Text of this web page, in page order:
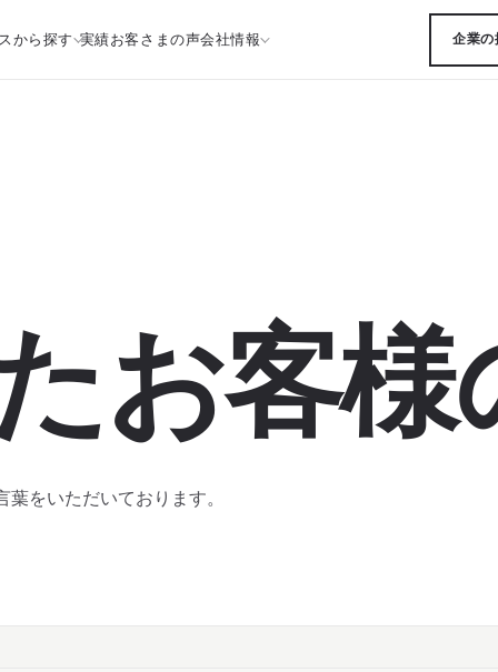
から探す 実績お客さまの声会社情報 企業の
お客様
をいただいております。